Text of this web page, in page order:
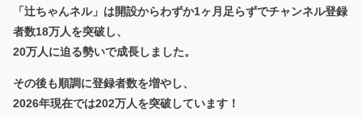
「辻ちゃんネル」は開設からわずか1ヶ月足らずでチャンネル登録
者数18万人を突破し、
20万人に迫る勢いで成長しました。
その後も順調に登録者数を増やし、
2026年現在では202万人を突破しています！